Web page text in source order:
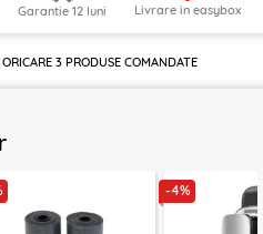
Garantie 12 luni Livrare in easybox
3 PRODUSECOMANDATE
-4%